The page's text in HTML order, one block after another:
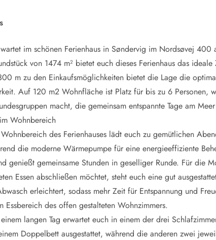
im schönen Ferienhaus in Søndervig im Nordsøvej
von 1474 m² bietet euch dieses Ferienhaus das
m zu den Einkaufsmöglichkeiten bietet die Lage die
Auf 120 m2 Wohnfläche ist Platz für bis zu 6 Personen,
macht, die gemeinsam entspannte Tage am
Wohnbereich
des Ferienhauses lädt euch zu gemütlichen
die moderne Wärmepumpe für eine energieeffiziente
genießt gemeinsame Stunden in geselliger Runde. Für die
Essen abschließen möchtet, steht euch eine gut
erleichtert, sodass mehr Zeit für Entspannung und
Essbereich des offen gestalteten Wohnzimmers.
langen Tag erwartet euch in einem der drei
Doppelbett ausgestattet, während die anderen zwei